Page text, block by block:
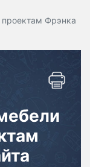
Фрэнка